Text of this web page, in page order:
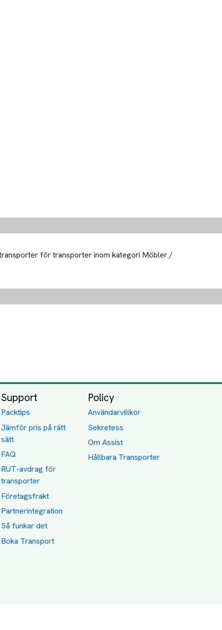
för transporter inom kategori Möbler /
Support
Packtips
Jämför pris på rätt
sätt
FAQ
RUT-avdrag för
transporter
Företagsfrakt
Partnerintegration
Så funkar det
Boka Transport
Policy
Användarvillkor
Sekretess
Om Assist
Hållbara Transporter